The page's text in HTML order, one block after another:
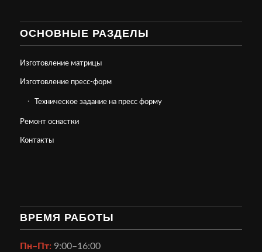
ОСНОВНЫЕ РАЗДЕЛЫ
Изготовление матрицы
Изготовление пресс-форм
Техническое задание на пресс форму
Ремонт оснастки
Контакты
ВРЕМЯ РАБОТЫ
Пн–Пт:9:00–16:00